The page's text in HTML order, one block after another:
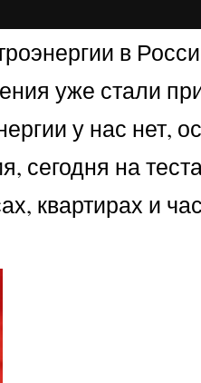
в
уже стали
у нас нет,
сегодня на
квартирах и